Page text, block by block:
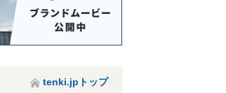
tenki.jpトップ